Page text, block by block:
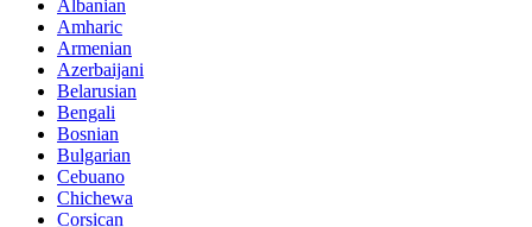
Albanian
Amharic
Armenian
Azerbaijani
Belarusian
Bengali
Bosnian
Bulgarian
Cebuano
Chichewa
Corsican